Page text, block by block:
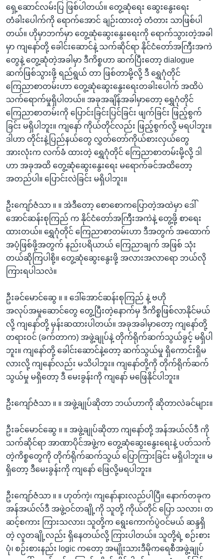
ရှေ့ဆောင်လမ်းပြ ဖြစ်ပါတယ်။ တွေ့ဆုံရေး ဆွေးနွေးရေး
တံခါးပေါက်ကို ရောက်အောင် ချဉ်းထားတဲ့ တံတား သာဖြစ်ပါ
တယ်။ ဟိုမှာဘက်မှာ တွေ့ဆုံဆွေးနွေးရေးကို ရောက်သွားတဲ့အခါ
မှာ ကျနော်တို့ ခေါင်းဆောင်နဲ့ သက်ဆိုင်ရာ နိုင်ငံတော်အကြီးအကဲ
တွေနဲ့ တွေ့ဆုံတဲ့အခါမှာ ဒီကိစ္စဟာ ဆက်ပြီးတော့ dialogue
ဆက်ဖြစ်သွားဖို့ ရည်ရွယ် တာ ဖြစ်တာမို့လို့ ဒီ ရွှေဂုံတိုင်
ကြေညာစာတမ်းဟာ တွေ့ဆုံဆွေးနွေးရေးတခါးပေါက် အထိပဲ
သက်ရောက်မှုရှိပါတယ်။ အခုအချိန်အခါမှာတော့ ရွှေဂုံတိုင်
ကြေညာစာတမ်းကို ပြောင်းခြင်းပြင်ခြင်း ဖျက်ခြင်း ဖြည့်စွက်
ခြင်း မရှိပါဘူး။ ကျနော် ကိုယ်တိုင်လည်း ဖြည့်စွက်လို့ မရပါဘူး။
ဒါဟာ တိုင်းနဲ့ပြည်နယ်တွေ လွှတ်တော်ကိုယ်စားလှယ်တွေ
အားလုံးက လက်ခံ ထားတဲ့ ရွှေဂုံတိုင် ကြေညာစာတမ်းမို့လို့ ဒါ
ဟာ အခုအထိ တွေ့ဆုံဆွေးနွေးရေး မရောက်ခင်အထိတော့
အတည်ပါ။ ပြောင်းလဲခြင်း မရှိပါဘူး။
ဦးကျော်ဇံသာ ။ ။ အဲဒီတော့ စောစောကပြောတဲ့အထဲမှာ ဒေါ်
အောင်ဆန်းစုကြည် က နိုင်ငံတော်အကြီးအကဲနဲ့ တွေ့ဖို့ စာရေး
ထားတယ်။ ရွှေဂုံတိုင် ကြေညာစာတမ်းဟာ ဒီအတွက် အထောက်
အပံ့ဖြစ်ဖို့အတွက် နည်းပရိယာယ် ကြေညာချက် အဖြစ် သုံး
တယ်ဆိုကြပါစို့။ တွေ့ဆုံဆွေးနွေးဖို့ အလားအလာရော ဘယ်လို
ကြားရပါသလဲ။
ဦးခင်မောင်ဆွေ ။ ။ ဒေါ်အောင်ဆန်းစုကြည် နဲ့ ဗဟို
အလုပ်အမှုဆောင်တွေ တွေ့ပြီးတဲ့နောက်မှ ဒီကိစ္စဖြစ်လာနိုင်မယ်
လို့ ကျနော်တို့ မှန်းဆထားပါတယ်။ အခုအခါမှာတော့ ကျနော်တို့
တရားဝင် (ခက်တာက) အဖွဲ့ချုပ်နဲ့ တိုက်ရိုက်ဆက်သွယ်ခွင့် မရှိပါ
ဘူး။ ကျနော်တို့ ခေါင်းဆောင်နဲ့တော့ ဆက်သွယ်မှု ရှိကောင်းရှိမ
လားလို့ ကျနော်လည်း မသိပါဘူး။ ကျနော်တို့ကို တိုက်ရိုက်ဆက်
သွယ်မှု မရှိတော့ ဒီ မေးခွန်းကို ကျနော် မဖြေနိုင်ပါဘူး။
ဦးကျော်ဇံသာ ။ ။ အဖွဲ့ချုပ်ဆိုတာ ဘယ်ဟာကို ဆိုတာလဲခင်များ။
ဦးခင်မောင်ဆွေ ။ ။ အဖွဲ့ချုပ်ဆိုတာ ကျနော်တို့ အန်အယ်လ်ဒီ ကို
သက်ဆိုင်ရာ အာဏာပိုင်အဖွဲ့က တွေ့ဆုံဆွေးနွေးရေးနဲ့ ပတ်သက်
တဲ့ကိစ္စတွေကို တိုက်ရိုက်ဆက်သွယ် ပြောကြားခြင်း မရှိပါဘူး။ မ
ရှိတော့ ဒီမေးခွန်းကို ကျနော် ဖြေလို့မရပါဘူး။
ဦးကျော်ဇံသာ ။ ။ ဟုတ်ကဲ့၊ ကျနော်နားလည်ပါပြီ။ နောက်တခုက
အန်အယ်လ်ဒီ အဖွဲ့ဝင်တချို့ကို သူတို့ ကိုယ်တိုင် ပြော သလား၊ တ
ဆင့်စကား ကြားသလား၊ သူတို့က ရွေးကောက်ပွဲဝင်မယ် ဆန္ဒရှိ
တဲ့ လူတချို့လည်း ရှိနေတယ်လို့ ကြားပါတယ်။ သူတို့ရဲ့ စဉ်းစား
ပုံ၊ စဉ်းစားနည်း logic ကတော့ အမျိုးသားဒီမိုကရေစီအဖွဲ့ချုပ်